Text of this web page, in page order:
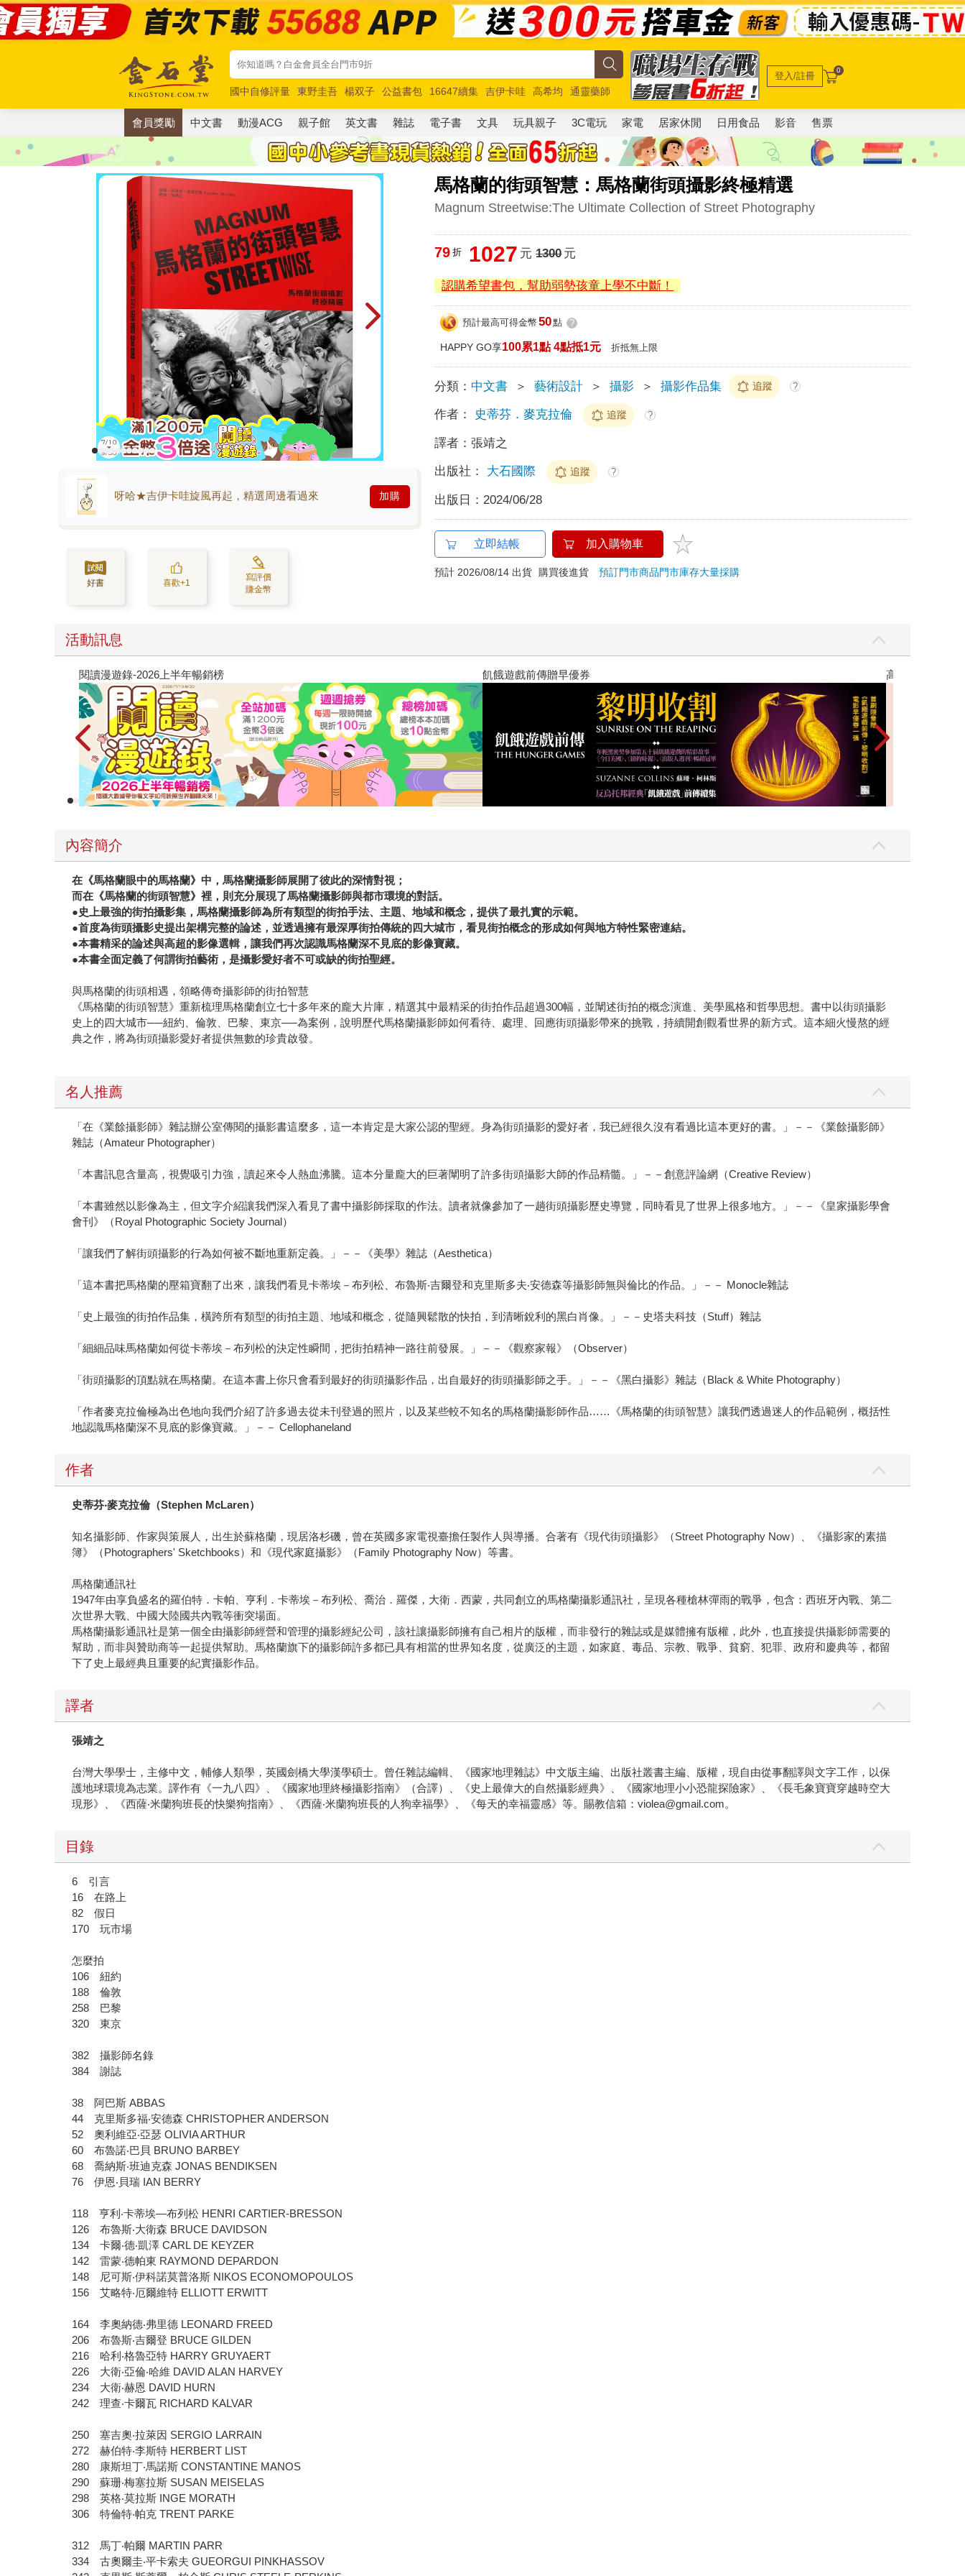
國中自修評量 東野圭吾 楊双子 公益書包 16647續集 吉伊卡哇 高希均
通靈藥師
唯紅花綻放
奧德賽 路邊攤新作 馬斯克 玩具總動員5 超慢跑
登入/註冊 0
會員獎勵 中文書 動漫ACG 親子館 英文書 雜誌 電子書 文具 玩具親子 3C電玩 家電 居家休閒 日用食品 影音 售票
馬格蘭的街頭智慧：馬格蘭街頭攝影終極精選
Magnum Streetwise:The Ultimate Collection of Street Photography
呀哈★吉伊卡哇旋風再起，精選周邊看過來 加購
好書 喜歡+1
寫評價
賺金幣
79 折 1027 元 1300元
認購希望書包，幫助弱勢孩童上學不中斷！
預計最高可得金幣 50點 ?
HAPPY GO享100累1點 4點抵1元 折抵無上限
分類： 中文書 ＞ 藝術設計 ＞ 攝影 ＞ 攝影作品集 追蹤 ?
作者： 史蒂芬．麥克拉倫 追蹤 ?
譯者：張靖之
出版社： 大石國際 追蹤 ?
出版日： 2024/06/28
立即結帳 加入購物車
預計 2026/08/14 出貨 購買後進貨預訂門市商品門市庫存大量採購
活動訊息
閱讀漫遊錄-2026上半年暢銷榜 飢餓遊戲前傳贈早優券 高功能倖存者
內容簡介
在《馬格蘭眼中的馬格蘭》中，馬格蘭攝影師展開了彼此的深情對視；
而在《馬格蘭的街頭智慧》裡，則充分展現了馬格蘭攝影師與都市環境的對話。
●史上最強的街拍攝影集，馬格蘭攝影師為所有類型的街拍手法、主題、地域和概念，提供了最扎實的示範。
●首度為街頭攝影史提出架構完整的論述，並透過擁有最深厚街拍傳統的四大城市，看見街拍概念的形成如何與地方特性緊密連結。
●本書精采的論述與高超的影像選輯，讓我們再次認識馬格蘭深不見底的影像寶藏。
●本書全面定義了何謂街拍藝術，是攝影愛好者不可或缺的街拍聖經。
與馬格蘭的街頭相遇，領略傳奇攝影師的街拍智慧
《馬格蘭的街頭智慧》重新梳理馬格蘭創立七十多年來的龐大片庫，精選其中最精采的街拍作品超過300幅，並闡述街拍的概念演進、美學風格和哲學思想。書中以街頭攝影
史上的四大城市──紐約、倫敦、巴黎、東京──為案例，說明歷代馬格蘭攝影師如何看待、處理、回應街頭攝影帶來的挑戰，持續開創觀看世界的新方式。這本細火慢熬的經
典之作，將為街頭攝影愛好者提供無數的珍貴啟發。
名人推薦
「在《業餘攝影師》雜誌辦公室傳閱的攝影書這麼多，這一本肯定是大家公認的聖經。身為街頭攝影的愛好者，我已經很久沒有看過比這本更好的書。」－－《業餘攝影師》
雜誌（Amateur Photographer）
「本書訊息含量高，視覺吸引力強，讀起來令人熱血沸騰。這本分量龐大的巨著闡明了許多街頭攝影大師的作品精髓。」－－創意評論網（Creative Review）
「本書雖然以影像為主，但文字介紹讓我們深入看見了書中攝影師採取的作法。讀者就像參加了一趟街頭攝影歷史導覽，同時看見了世界上很多地方。」－－《皇家攝影學會
會刊》（Royal Photographic Society Journal）
「讓我們了解街頭攝影的行為如何被不斷地重新定義。」－－《美學》雜誌（Aesthetica）
「這本書把馬格蘭的壓箱寶翻了出來，讓我們看見卡蒂埃－布列松、布魯斯‧吉爾登和克里斯多夫‧安德森等攝影師無與倫比的作品。」－－ Monocle雜誌
「史上最強的街拍作品集，橫跨所有類型的街拍主題、地域和概念，從隨興鬆散的快拍，到清晰銳利的黑白肖像。」－－史塔夫科技（Stuff）雜誌
「細細品味馬格蘭如何從卡蒂埃－布列松的決定性瞬間，把街拍精神一路往前發展。」－－《觀察家報》（Observer）
「街頭攝影的頂點就在馬格蘭。在這本書上你只會看到最好的街頭攝影作品，出自最好的街頭攝影師之手。」－－《黑白攝影》雜誌（Black & White Photography）
「作者麥克拉倫極為出色地向我們介紹了許多過去從未刊登過的照片，以及某些較不知名的馬格蘭攝影師作品……《馬格蘭的街頭智慧》讓我們透過迷人的作品範例，概括性
地認識馬格蘭深不見底的影像寶藏。」－－ Cellophaneland
作者
史蒂芬‧麥克拉倫（Stephen McLaren）
知名攝影師、作家與策展人，出生於蘇格蘭，現居洛杉磯，曾在英國多家電視臺擔任製作人與導播。合著有《現代街頭攝影》（Street Photography Now）、《攝影家的素描
簿》（Photographers' Sketchbooks）和《現代家庭攝影》（Family Photography Now）等書。
馬格蘭通訊社
1947年由享負盛名的羅伯特．卡帕、亨利．卡蒂埃－布列松、喬治．羅傑，大衛．西蒙，共同創立的馬格蘭攝影通訊社，呈現各種槍林彈雨的戰爭，包含：西班牙內戰、第二
次世界大戰、中國大陸國共內戰等衝突場面。
馬格蘭攝影通訊社是第一個全由攝影師經營和管理的攝影經紀公司，該社讓攝影師擁有自己相片的版權，而非發行的雜誌或是媒體擁有版權，此外，也直接提供攝影師需要的
幫助，而非與贊助商等一起提供幫助。馬格蘭旗下的攝影師許多都已具有相當的世界知名度，從廣泛的主題，如家庭、毒品、宗教、戰爭、貧窮、犯罪、政府和慶典等，都留
下了史上最經典且重要的紀實攝影作品。
譯者
張靖之
台灣大學學士，主修中文，輔修人類學，英國劍橋大學漢學碩士。曾任雜誌編輯、《國家地理雜誌》中文版主編、出版社叢書主編、版權，現自由從事翻譯與文字工作，以保
護地球環境為志業。譯作有《一九八四》、《國家地理終極攝影指南》（合譯）、《史上最偉大的自然攝影經典》、《國家地理小小恐龍探險家》、《長毛象寶寶穿越時空大
現形》、《西薩‧米蘭狗班長的快樂狗指南》、《西薩‧米蘭狗班長的人狗幸福學》、《每天的幸福靈感》等。賜教信箱：violea@gmail.com。
目錄
6 引言
16 在路上
82 假日
170 玩市場
怎麼拍
106 紐約
188 倫敦
258 巴黎
320 東京
382 攝影師名錄
384 謝誌
38 阿巴斯 ABBAS
44 克里斯多福‧安德森 CHRISTOPHER ANDERSON
52 奧利維亞‧亞瑟 OLIVIA ARTHUR
60 布魯諾‧巴貝 BRUNO BARBEY
68 喬納斯‧班迪克森 JONAS BENDIKSEN
76 伊恩‧貝瑞 IAN BERRY
118 亨利‧卡蒂埃―布列松 HENRI CARTIER-BRESSON
126 布魯斯‧大衛森 BRUCE DAVIDSON
134 卡爾‧德‧凱澤 CARL DE KEYZER
142 雷蒙‧德帕東 RAYMOND DEPARDON
148 尼可斯‧伊科諾莫普洛斯 NIKOS ECONOMOPOULOS
156 艾略特‧厄爾維特 ELLIOTT ERWITT
164 李奧納德‧弗里德 LEONARD FREED
206 布魯斯‧吉爾登 BRUCE GILDEN
216 哈利‧格魯亞特 HARRY GRUYAERT
226 大衛‧亞倫‧哈維 DAVID ALAN HARVEY
234 大衛‧赫恩 DAVID HURN
242 理查‧卡爾瓦 RICHARD KALVAR
250 塞吉奧‧拉萊因 SERGIO LARRAIN
272 赫伯特‧李斯特 HERBERT LIST
280 康斯坦丁‧馬諾斯 CONSTANTINE MANOS
290 蘇珊‧梅塞拉斯 SUSAN MEISELAS
298 英格‧莫拉斯 INGE MORATH
306 特倫特‧帕克 TRENT PARKE
312 馬丁‧帕爾 MARTIN PARR
334 古奧爾圭‧平卡索夫 GUEORGUI PINKHASSOV